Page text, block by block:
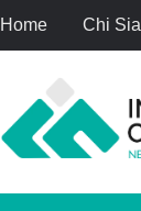
Home Chi